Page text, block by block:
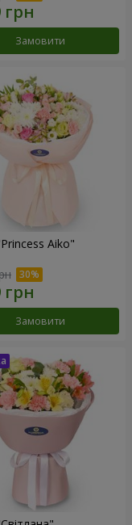
Замовити
Aiko"
Замовити